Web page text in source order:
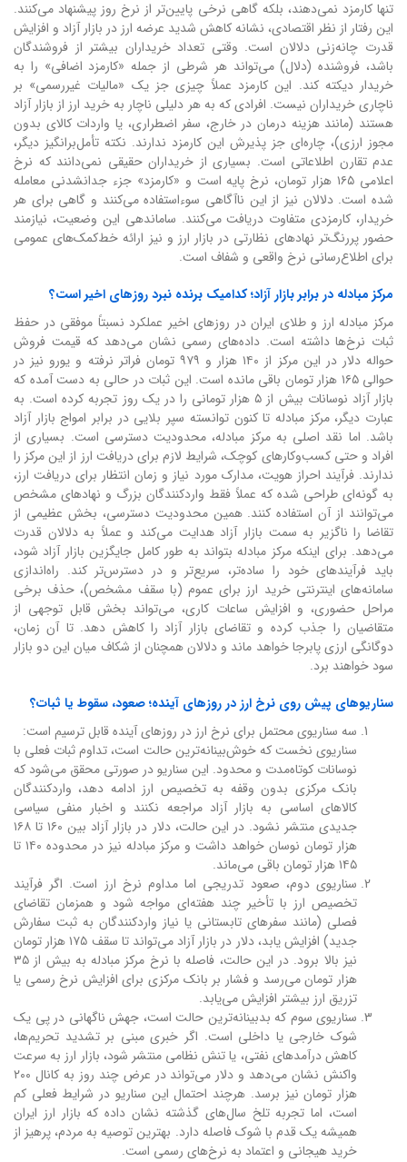
تنها کارمزد نمی‌دهند، بلکه گاهی نرخی پایین‌تر از نرخ روز پیشنهاد می‌کنند.
این رفتار از نظر اقتصادی، نشانه کاهش شدید عرضه ارز در بازار آزاد و افزایش
قدرت چانه‌زنی دلالان است. وقتی تعداد خریداران بیشتر از فروشندگان
باشد، فروشنده (دلال) می‌تواند هر شرطی از جمله «کارمزد اضافی» را به
خریدار دیکته کند. این کارمزد عملاً چیزی جز یک «مالیات غیررسمی» بر
ناچاری خریداران نیست. افرادی که به هر دلیلی ناچار به خرید ارز از بازار آزاد
هستند (مانند هزینه درمان در خارج، سفر اضطراری، یا واردات کالای بدون
مجوز ارزی)، چاره‌ای جز پذیرش این کارمزد ندارند. نکته تأمل‌برانگیز دیگر،
عدم تقارن اطلاعاتی است. بسیاری از خریداران حقیقی نمی‌دانند که نرخ
اعلامی ۱۶۵ هزار تومان، نرخ پایه است و «کارمزد» جزء جدانشدنی معامله
شده است. دلالان نیز از این ناآگاهی سوءاستفاده می‌کنند و گاهی برای هر
خریدار، کارمزدی متفاوت دریافت می‌کنند. ساماندهی این وضعیت، نیازمند
حضور پررنگ‌تر نهادهای نظارتی در بازار ارز و نیز ارائه خط‌کمک‌های عمومی
برای اطلاع‌رسانی نرخ واقعی و شفاف است.
مرکز مبادله در برابر بازار آزاد؛ کدامیک برنده نبرد روزهای اخیر است؟
مرکز مبادله ارز و طلای ایران در روزهای اخیر عملکرد نسبتاً موفقی در حفظ
ثبات نرخ‌ها داشته است. داده‌های رسمی نشان می‌دهد که قیمت فروش
حواله دلار در این مرکز از ۱۴۰ هزار و ۹۷۹ تومان فراتر نرفته و یورو نیز در
حوالی ۱۶۵ هزار تومان باقی مانده است. این ثبات در حالی به دست آمده که
بازار آزاد نوسانات بیش از ۵ هزار تومانی را در یک روز تجربه کرده است. به
عبارت دیگر، مرکز مبادله تا کنون توانسته سپر بلایی در برابر امواج بازار آزاد
باشد. اما نقد اصلی به مرکز مبادله، محدودیت دسترسی است. بسیاری از
افراد و حتی کسب‌وکارهای کوچک، شرایط لازم برای دریافت ارز از این مرکز را
ندارند. فرآیند احراز هویت، مدارک مورد نیاز و زمان انتظار برای دریافت ارز،
به گونه‌ای طراحی شده که عملاً فقط واردکنندگان بزرگ و نهادهای مشخص
می‌توانند از آن استفاده کنند. همین محدودیت دسترسی، بخش عظیمی از
تقاضا را ناگزیر به سمت بازار آزاد هدایت می‌کند و عملاً به دلالان قدرت
می‌دهد. برای اینکه مرکز مبادله بتواند به طور کامل جایگزین بازار آزاد شود،
باید فرآیندهای خود را ساده‌تر، سریع‌تر و در دسترس‌تر کند. راه‌اندازی
سامانه‌های اینترنتی خرید ارز برای عموم (با سقف مشخص)، حذف برخی
مراحل حضوری، و افزایش ساعات کاری، می‌تواند بخش قابل توجهی از
متقاضیان را جذب کرده و تقاضای بازار آزاد را کاهش دهد. تا آن زمان،
دوگانگی ارزی پابرجا خواهد ماند و دلالان همچنان از شکاف میان این دو بازار
سود خواهند برد.
سناریوهای پیش روی نرخ ارز در روزهای آینده؛ صعود، سقوط یا ثبات؟
سه سناریوی محتمل برای نرخ ارز در روزهای آینده قابل ترسیم است:
سناریوی نخست که خوش‌بینانه‌ترین حالت است، تداوم ثبات فعلی با
نوسانات کوتاه‌مدت و محدود. این سناریو در صورتی محقق می‌شود که
بانک مرکزی بدون وقفه به تخصیص ارز ادامه دهد، واردکنندگان
کالاهای اساسی به بازار آزاد مراجعه نکنند و اخبار منفی سیاسی
جدیدی منتشر نشود. در این حالت، دلار در بازار آزاد بین ۱۶۰ تا ۱۶۸
هزار تومان نوسان خواهد داشت و مرکز مبادله نیز در محدوده ۱۴۰ تا
۱۴۵ هزار تومان باقی می‌ماند.
سناریوی دوم، صعود تدریجی اما مداوم نرخ ارز است. اگر فرآیند
تخصیص ارز با تأخیر چند هفته‌ای مواجه شود و همزمان تقاضای
فصلی (مانند سفرهای تابستانی یا نیاز واردکنندگان به ثبت سفارش
جدید) افزایش یابد، دلار در بازار آزاد می‌تواند تا سقف ۱۷۵ هزار تومان
نیز بالا برود. در این حالت، فاصله با نرخ مرکز مبادله به بیش از ۳۵
هزار تومان می‌رسد و فشار بر بانک مرکزی برای افزایش نرخ رسمی یا
تزریق ارز بیشتر افزایش می‌یابد.
سناریوی سوم که بدبینانه‌ترین حالت است، جهش ناگهانی در پی یک
شوک خارجی یا داخلی است. اگر خبری مبنی بر تشدید تحریم‌ها،
کاهش درآمدهای نفتی، یا تنش نظامی منتشر شود، بازار ارز به سرعت
واکنش نشان می‌دهد و دلار می‌تواند در عرض چند روز به کانال ۲۰۰
هزار تومان نیز برسد. هرچند احتمال این سناریو در شرایط فعلی کم
است، اما تجربه تلخ سال‌های گذشته نشان داده که بازار ارز ایران
همیشه یک قدم با شوک فاصله دارد. بهترین توصیه به مردم، پرهیز از
خرید هیجانی و اعتماد به نرخ‌های رسمی است.